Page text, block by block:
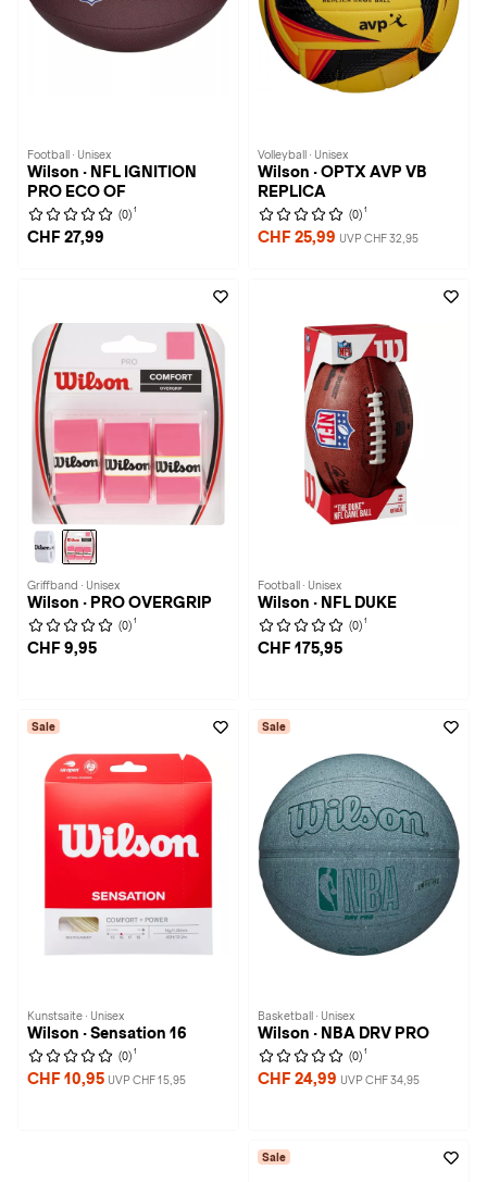
Football · Unisex
Wilson · NFL IGNITION
PRO ECO OF
(0) 1
CHF 27,99
Volleyball · Unisex
Wilson · OPTX AVP VB
REPLICA
(0) 1
CHF 25,99 UVP CHF 32,95
Griffband · Unisex
Wilson · PRO OVERGRIP
(0) 1
CHF 9,95
Football · Unisex
Wilson · NFL DUKE
(0) 1
CHF 175,95
Sale
Kunstsaite · Unisex
Wilson · Sensation 16
(0) 1
CHF 10,95 UVP CHF 15,95
Sale
Basketball · Unisex
Wilson · NBA DRV PRO
(0) 1
CHF 24,99 UVP CHF 34,95
Sale